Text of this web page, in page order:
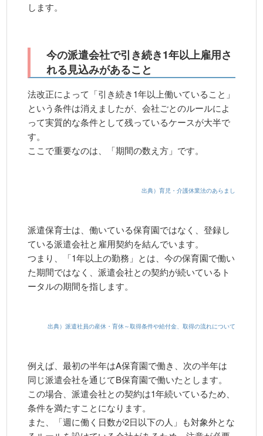
します。
今の派遣会社で引き続き1年以上雇用さ
れる見込みがあること
法改正によって「引き続き1年以上働いていること」
という条件は消えましたが、会社ごとのルールによ
って実質的な条件として残っているケースが大半で
す。
ここで重要なのは、「期間の数え方」です。
出典）育児・介護休業法のあらまし
派遣保育士は、働いている保育園ではなく、登録し
ている派遣会社と雇用契約を結んでいます。
つまり、「1年以上の勤務」とは、今の保育園で働い
た期間ではなく、派遣会社との契約が続いているト
ータルの期間を指します。
出典）派遣社員の産休・育休～取得条件や給付金、取得の流れについて
例えば、最初の半年はA保育園で働き、次の半年は
同じ派遣会社を通じてB保育園で働いたとします。
この場合、派遣会社との契約は1年続いているため、
条件を満たすことになります。
また、「週に働く日数が2日以下の人」も対象外とな